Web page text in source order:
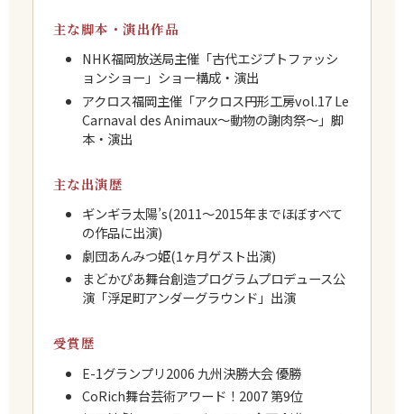
主な脚本・演出作品
NHK福岡放送局主催「古代エジプトファッシ
ョンショー」ショー構成・演出
アクロス福岡主催「アクロス円形工房vol.17 Le
Carnaval des Animaux〜動物の謝肉祭〜」脚
本・演出
主な出演歴
ギンギラ太陽’s(2011〜2015年までほぼすべて
の作品に出演)
劇団あんみつ姫(1ヶ月ゲスト出演)
まどかぴあ舞台創造プログラムプロデュース公
演「浮足町アンダーグラウンド」出演
受賞歴
E-1グランプリ2006 九州決勝大会 優勝
CoRich舞台芸術アワード！2007 第9位